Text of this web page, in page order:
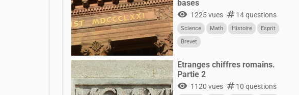
bases
visibility 1225 vues numbers14 questions
Science Math Histoire
Esprit
Brevet
Etranges chiffres romains.
Partie 2
visibility 1120 vues numbers10 questions